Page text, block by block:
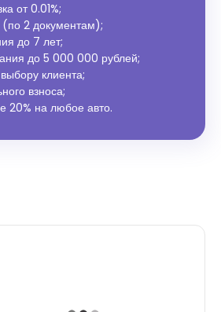
от0.01%;
2 документам);
до 7 лет;
до 5 000 000 рублей;
клиента;
взноса;
20% на любое авто.